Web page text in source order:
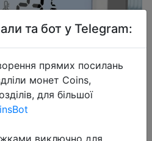
та бот у Telegram:
прямих посилань
монет Coins,
для більшої
виключно для